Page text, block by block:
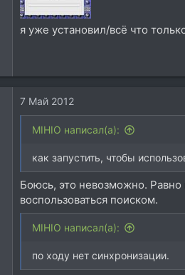
я уже установил/всё что
7 Май 2012
MIHIO написал(а):
как запустить, чтобы
Боюсь, это невозможно. Равно
воспользоваться поиском.
MIHIO написал(а):
по ходу нет синхронизации.